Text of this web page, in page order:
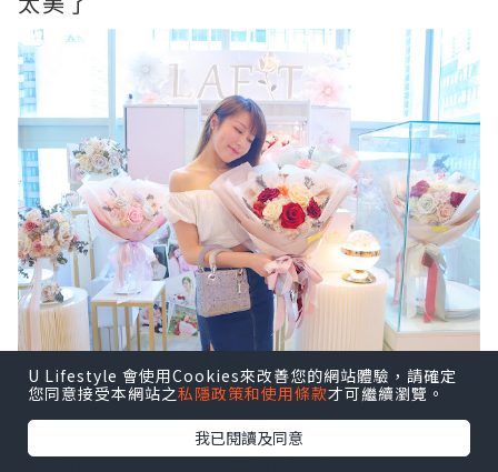
保鮮花色澤及質感與鮮花相同，但可保存1
U Lifestyle 會使用Cookies來改善您的網站體驗，請確定
您同意接受本網站之私隱政策和使用條款才可繼續瀏覽。
我已閱讀及同意